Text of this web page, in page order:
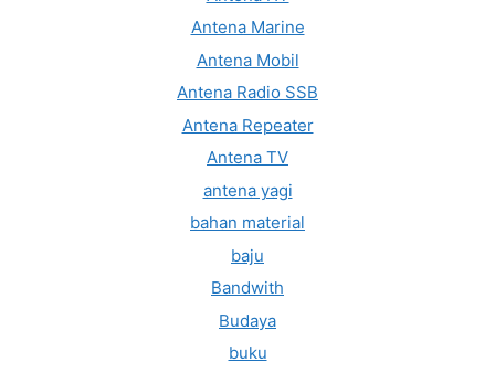
Antena Marine
Antena Mobil
Antena Radio SSB
Antena Repeater
Antena TV
antena yagi
bahan material
baju
Bandwith
Budaya
buku